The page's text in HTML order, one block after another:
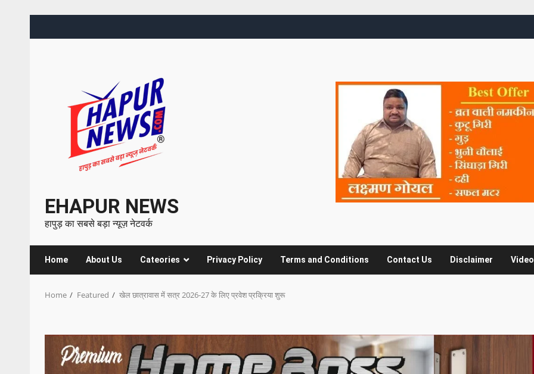
EHAPUR NEWS
हापुड़ का सबसे बड़ा न्यूज़ नेटवर्क
Home About Us Cateories Privacy Policy Terms and Conditions Contact Us Disclaimer Video
Home Featured खेल छात्रावास में सत्र 2026-27 के लिए प्रवेश प्रक्रिया शुरू